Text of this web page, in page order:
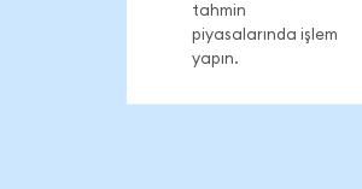
tahmin
piyasalarında işlem
yapın.